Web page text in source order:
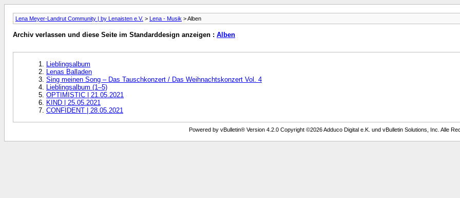
Lena Meyer-Landrut Community | by Lenaisten e.V. > Lena - Musik > Alben
Archiv verlassen und diese Seite im Standarddesign anzeigen : Alben
Lieblingsalbum
Lenas Balladen
Sing meinen Song – Das Tauschkonzert / Das Weihnachtskonzert Vol. 4
Lieblingsalbum (1–5)
OPTIMISTIC | 21.05.2021
KIND | 25.05.2021
CONFIDENT | 28.05.2021
Powered by vBulletin® Version 4.2.0 Copyright ©2026 Adduco Digital e.K. und vBulletin Solutions, Inc. Alle